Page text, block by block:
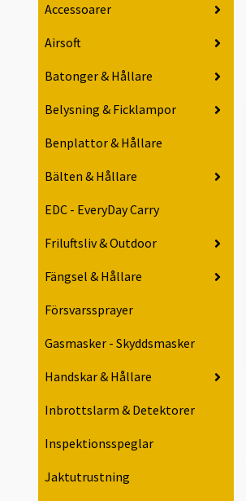
Accessoarer
Airsoft
Batonger & Hållare
Belysning & Ficklampor
Benplattor & Hållare
Bälten & Hållare
EDC - EveryDay Carry
Friluftsliv & Outdoor
Fängsel & Hållare
Försvarssprayer
Gasmasker - Skyddsmasker
Handskar & Hållare
Inbrottslarm & Detektorer
Inspektionsspeglar
Jaktutrustning